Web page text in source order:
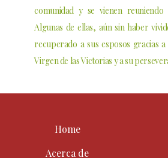
comunidad y se vienen
Algunas de ellas, aún sin haber
recuperado a sus esposos gracias
Virgen de las Victorias y a su
Home
Acerca de